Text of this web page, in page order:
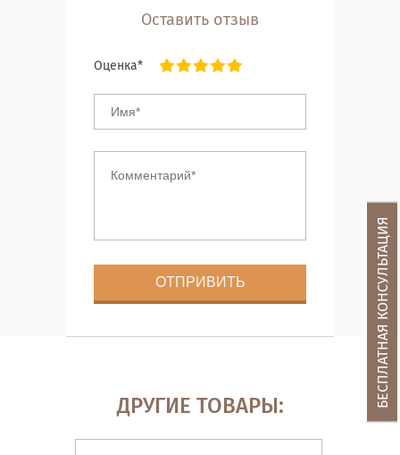
Оставить отзыв
Оценка*
ДРУГИЕ ТОВАРЫ: БЕСПЛАТНАЯ КОНСУЛЬТАЦИЯ